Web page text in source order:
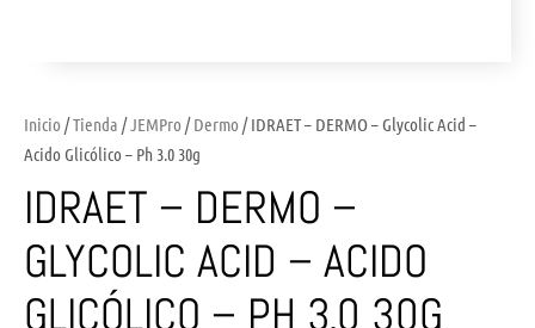
Inicio /Tienda /JEMPro /Dermo / IDRAET – DERMO – Glycolic Acid –
Acido Glicólico – Ph 3.0 30g
IDRAET – DERMO –
GLYCOLIC ACID – ACIDO
GLICÓLICO – PH 3.0 30G